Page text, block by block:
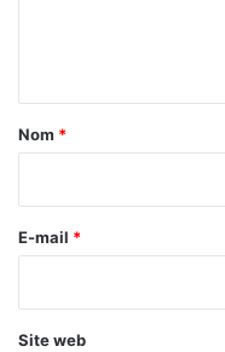
a
e
Nom *
E-mail *
Site web